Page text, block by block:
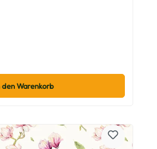
den Warenkorb